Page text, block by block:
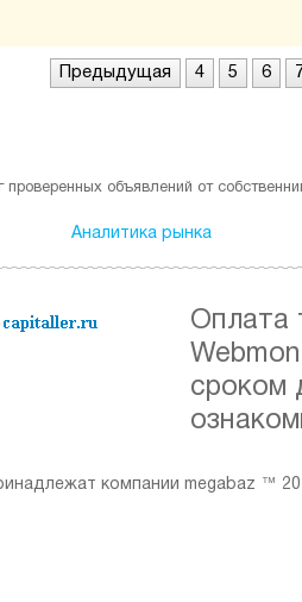
Предыдущая 4 5 6
проверенных объявлений от
Аналитика рынка
Оплата
сроком
компании megabaz ™